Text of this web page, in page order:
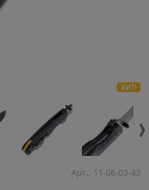
ХИТ!
Арт.: 11-06-03-43